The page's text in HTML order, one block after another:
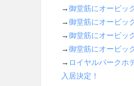
→御堂筋にオービッ
→御堂筋にオービッ
→御堂筋にオービッ
→御堂筋にオービッ
→ ロイヤルパークホ
入居決定！